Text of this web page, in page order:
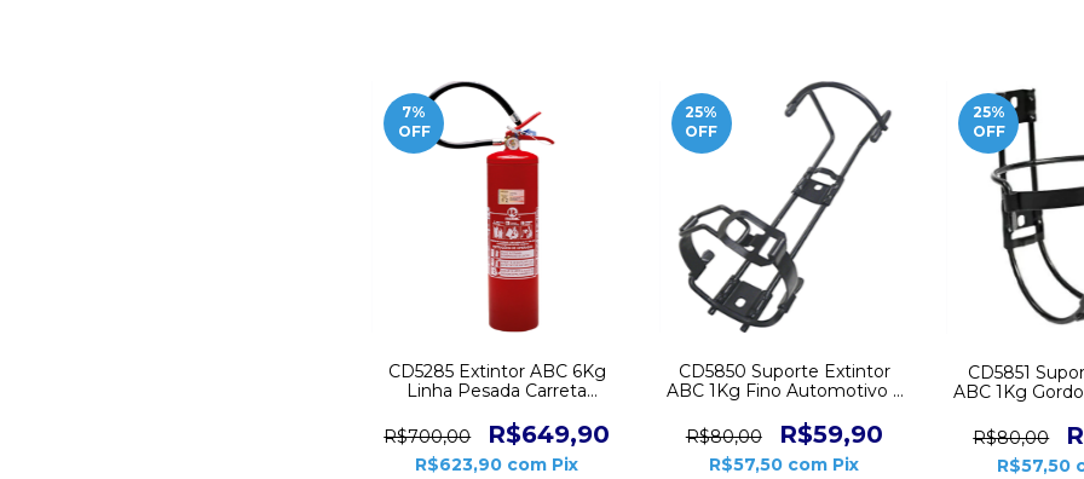
7%
OFF
CD5285 Extintor ABC 6Kg
Linha Pesada Carreta
Mangueira
R$700,00 R$649,90
R$623,90 com Pix
25%
OFF
CD5850 Suporte Extintor
ABC 1Kg Fino Automotivo 3
R$80,00
R$59,90
R$57,50 com Pix
25%
OFF
CD5851
ABC 1Kg
R$80,00
R$57,50